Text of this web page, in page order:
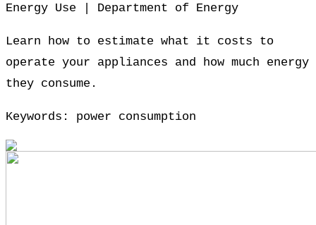
Energy Use | Department of Energy
Learn how to estimate what it costs to
operate your appliances and how much energy
they consume.
Keywords: power consumption